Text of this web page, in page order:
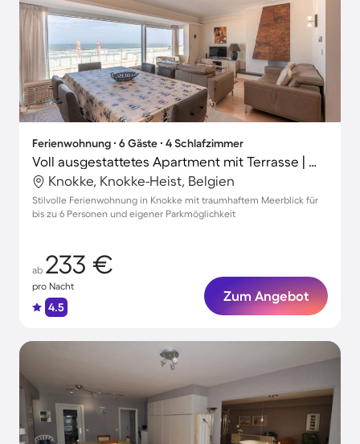
Ferienwohnung ∙ 6 Gäste ∙ 4 Schlafzimmer
Voll ausgestattetes Apartment mit Terrasse | Meerblick | Nah am Strand
Knokke, Knokke-Heist, Belgien
Stilvolle Ferienwohnung in Knokke mit traumhaftem Meerblick für
bis zu 6 Personen und eigener Parkmöglichkeit
ab 233 €
pro Nacht
4.5
Zum Angebot